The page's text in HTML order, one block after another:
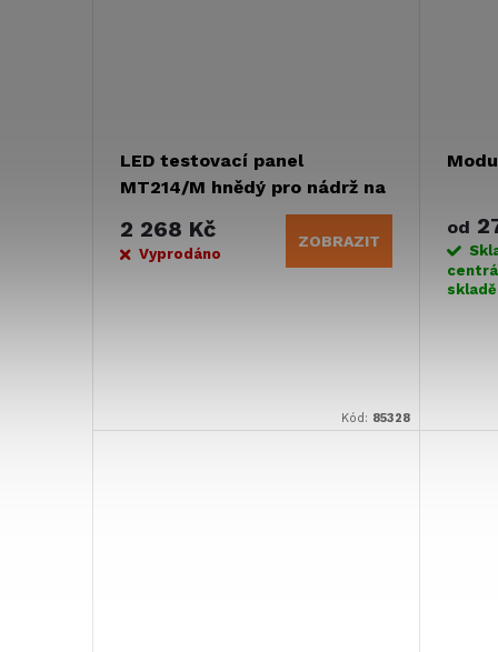
LED testovací panel
MT214/M hnědý pro nádrž na
2 268 Kč
Vyprodáno
ZOBRAZIT
Kód: 85328
od
skladě